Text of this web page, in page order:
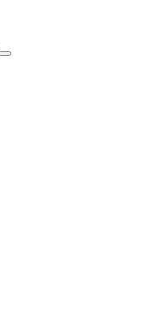
Search